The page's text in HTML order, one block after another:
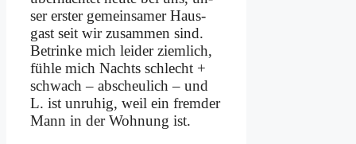
ser er­ster ge­mein­sa­mer Haus­
gast seit wir zu­sam­men sind.
Be­trin­ke mich lei­der ziem­lich,
füh­le mich Nachts schlecht +
schwach – ab­scheu­lich – und
L. ist un­ru­hig, weil ein frem­der
Mann in der Woh­nung ist.